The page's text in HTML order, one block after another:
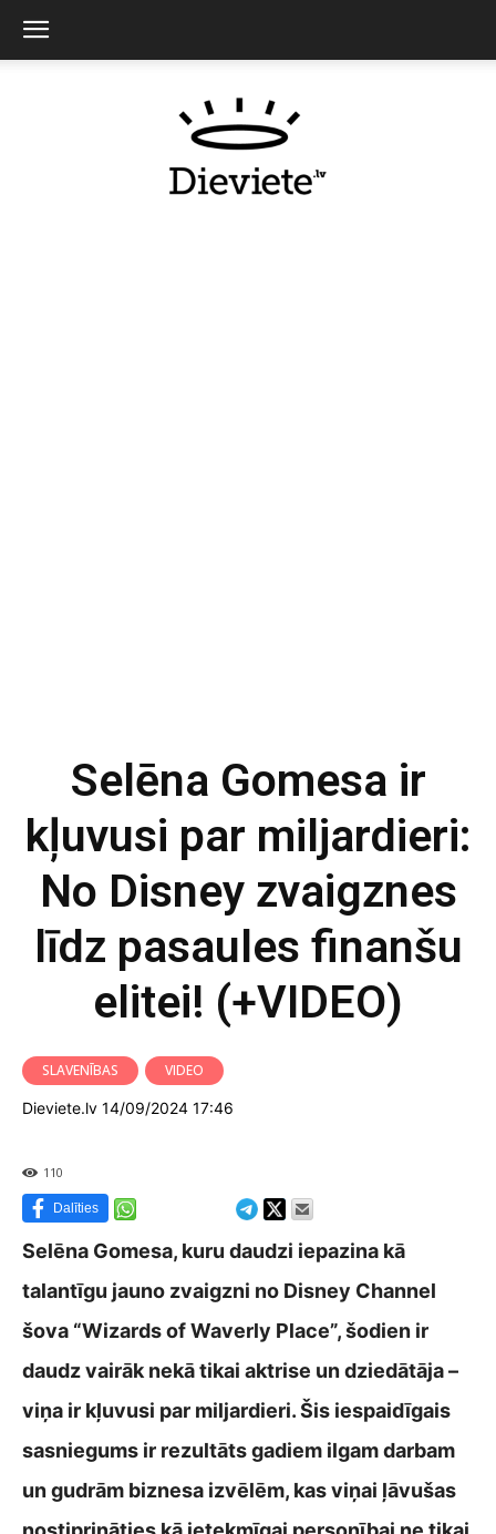
Selēna Gomesa ir
kļuvusi par miljardieri:
No Disney zvaigznes
līdz pasaules finanšu
elitei! (+VIDEO)
SLAVENĪBAS
VIDEO
Dieviete.lv 14/09/2024 17:46
110
Dalīties
Selēna Gomesa, kuru daudzi iepazina kā
talantīgu jauno zvaigzni no Disney Channel
šova “Wizards of Waverly Place”, šodien ir
daudz vairāk nekā tikai aktrise un dziedātāja –
viņa ir kļuvusi par miljardieri. Šis iespaidīgais
sasniegums ir rezultāts gadiem ilgam darbam
un gudrām biznesa izvēlēm, kas viņai ļāvušas